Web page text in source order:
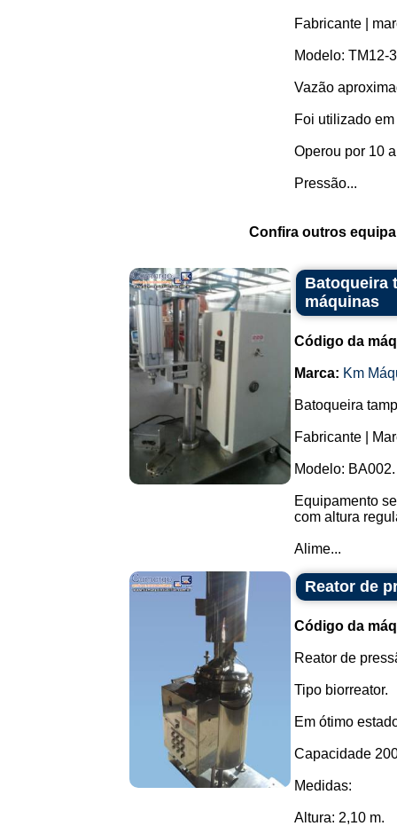
Fabricante |
Modelo: TM12-
Vazão
Foi utilizado
Operou por 10
Pressão...
Confira outros
Batoqueira
máquinas
Código da
Marca: Km
Batoqueira
Fabricante |
Modelo: BA002.
Equipamento
com altura
Alime...
Reator de
Código da
Reator de
Tipo biorreator.
Em ótimo
Capacidade
Medidas:
Altura: 2,10 m.